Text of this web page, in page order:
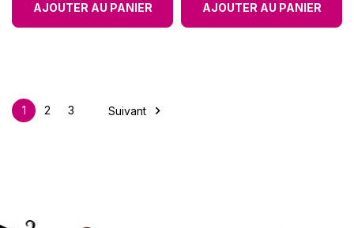
AJOUTER AU PANIER AJOUTER AU PANIER
1 2 3 Suivant 